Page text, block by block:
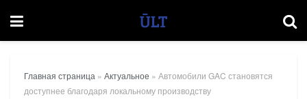
Главная страница » Актуальное » Автомобили GAC становятся
доступнее благодаря локальному производству